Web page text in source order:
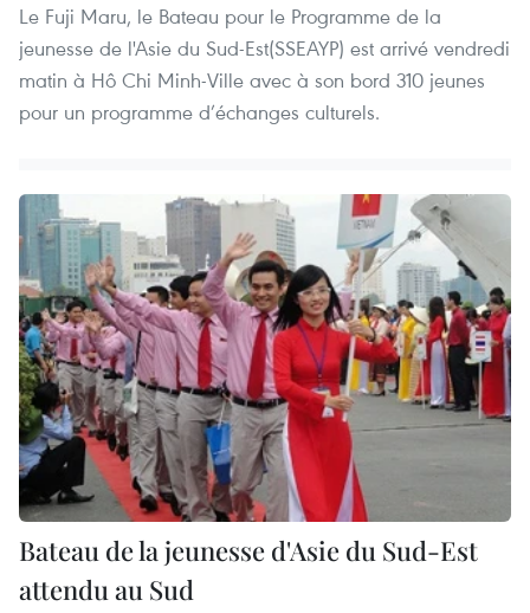
Le Fuji Maru, le Bateau pour le Programme de la
jeunesse de l'Asie du Sud-Est(SSEAYP) est arrivé vendredi
matin à Hô Chi Minh-Ville avec à son bord 310 jeunes
pour un programme d’échanges culturels.
Bateau de la jeunesse d'Asie du Sud-Est
attendu au Sud